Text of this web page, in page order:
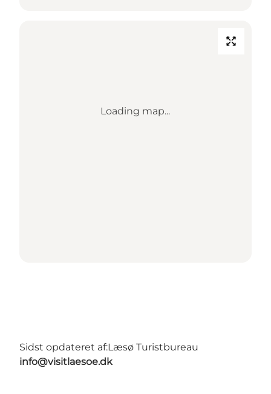
Loading map...
Sidst opdateret af:Læsø Turistbureau
info@visitlaesoe.dk